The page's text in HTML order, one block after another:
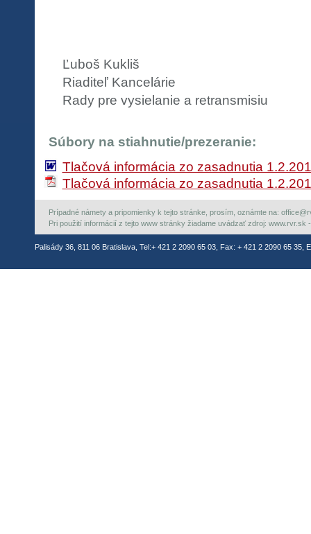
Ľuboš Kukliš
Riaditeľ Kancelárie
Rady pre vysielanie a retransmisiu
Súbory na stiahnutie/prezeranie:
Tlačová informácia zo zasadnutia
Tlačová informácia zo zasadnutia
Prípadné námety a pripomienky k tejto stránke, prosím, oznámte na:
Pri použití informácií z tejto www stránky žiadame uvádzať zdroj: www.rvr.sk
Palisády 36, 811 06 Bratislava, Tel:+ 421 2 2090 65 03, Fax: + 421 2 2090 65 35,